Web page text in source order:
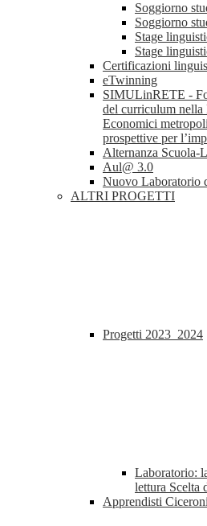
Soggiorno
Soggiorno
Stage
Stage
Certificazioni
eTwinning
SIMULinRETE -
del curriculum nella
Economici
prospettive per
Alternanza Scuola-
Aul@ 3.0
Nuovo Laboratorio
ALTRI PROGETTI
Progetti 2023_2024
Laboratorio:
lettura Scelta
Apprendisti